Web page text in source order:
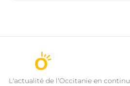
L'actualité de l'Occitanie en continu